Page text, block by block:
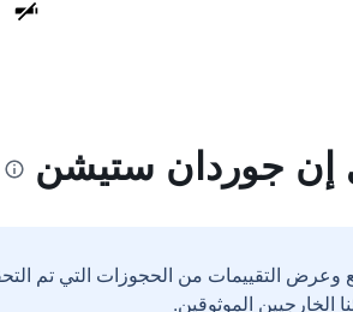
إن جوردان ستيشن
وعرض التقييمات من الحجوزات التي تم